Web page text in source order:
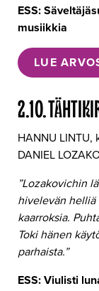
ESS:
musiikkia
LUE
2.10.
HANNU LINTU,
DANIEL
”Lozakovichin
hivelevän helliä
kaarroksia.
Toki hänen
parhaista.”
ESS: Viulisti